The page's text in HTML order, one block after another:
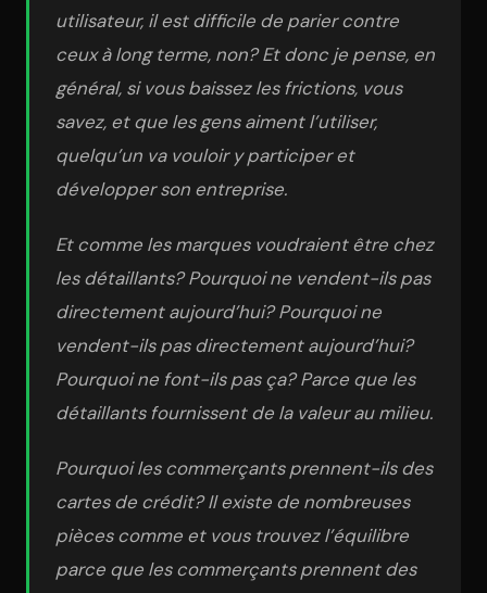
utilisateur, il est difficile de parier contre
ceux à long terme, non? Et donc je pense, en
général, si vous baissez les frictions, vous
savez, et que les gens aiment l’utiliser,
quelqu’un va vouloir y participer et
développer son entreprise.
Et comme les marques voudraient être chez
les détaillants? Pourquoi ne vendent-ils pas
directement aujourd’hui? Pourquoi ne
vendent-ils pas directement aujourd’hui?
Pourquoi ne font-ils pas ça? Parce que les
détaillants fournissent de la valeur au milieu.
Pourquoi les commerçants prennent-ils des
cartes de crédit? Il existe de nombreuses
pièces comme et vous trouvez l’équilibre
parce que les commerçants prennent des